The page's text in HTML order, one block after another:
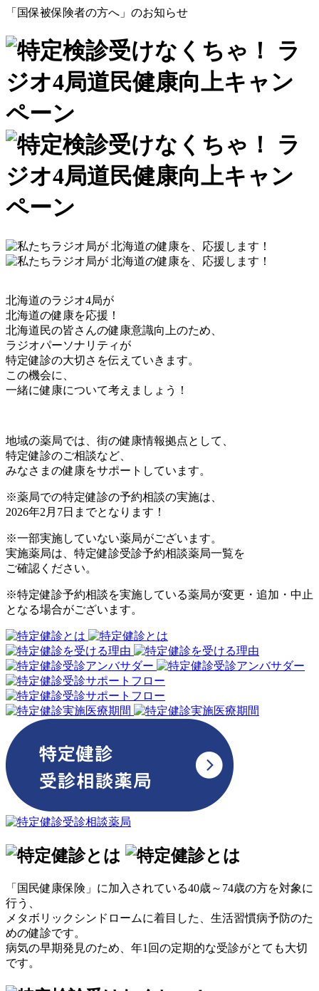
「国保被保険者の方へ」のお知らせ
北海道のラジオ4局が
北海道の健康を応援！
北海道民の皆さんの健康意識向上のため、
ラジオパーソナリティが
特定健診の大切さを伝えていきます。
この機会に、
一緒に健康について考えましょう！
地域の薬局では、街の健康情報拠点として、
特定健診のご相談など、
みなさまの健康をサポートしています。
※薬局での特定健診の予約相談の実施は、
2026年2月7日までとなります！
※一部実施していない薬局がございます。
実施薬局は、特定健診受診予約相談薬局一覧を
ご確認ください。
※特定健診予約相談を実施している薬局が変更・追加・中止
となる場合がございます。
「国民健康保険」に加入されている40歳～74歳の方を対象に
行う、
メタボリックシンドロームに着目した、生活習慣病予防のた
めの健診です。
病気の早期発見のため、年1回の定期的な受診がとても大切
です。